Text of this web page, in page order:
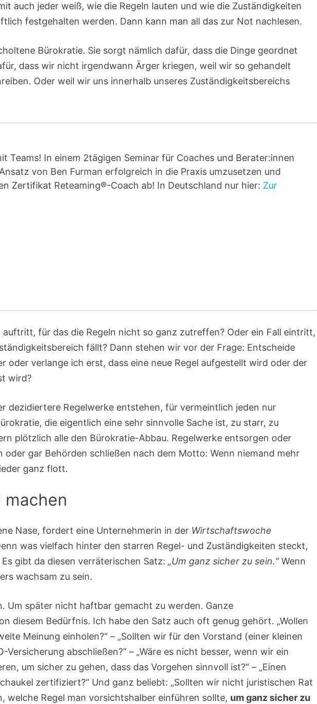
auch jeder weiß, wie die Regeln lauten und wie die Zuständigkeiten
festgehalten werden. Dann kann man all das zur Not nachlesen.
Bürokratie. Sie sorgt nämlich dafür, dass die Dinge geordnet
dass wir nicht irgendwann Ärger kriegen, weil wir so gehandelt
Oder weil wir uns innerhalb unseres Zuständigkeitsbereichs
Teams! In einem 2tägigen Seminar für Coaches und Berater:innen
von Ben Furman erfolgreich in die Praxis umzusetzen und
Zertifikat Reteaming®-Coach ab! In Deutschland nur hier: Zur
auftritt, für das die Regeln nicht so ganz zutreffen? Oder ein Fall eintritt,
fällt? Dann stehen wir vor der Frage: Entscheide
oder verlange ich erst, dass eine neue Regel aufgestellt wird oder der
wird?
dezidiertere Regelwerke entstehen, für vermeintlich jeden nur
die eigentlich eine sehr sinnvolle Sache ist, zu starr, zu
plötzlich alle den Bürokratie-Abbau. Regelwerke entsorgen oder
gar Behörden schließen nach dem Motto: Wenn niemand mehr
ganz flott.
Nase, fordert eine Unternehmerin in der Wirtschaftswoche
was vielfach hinter den starren Regel- und Zuständigkeiten steckt,
gibt da diesen verräterischen Satz:„Um ganz sicher zu sein.“Wenn
wachsam zu sein.
Um später nicht haftbar gemacht zu werden. Ganze
diesem Bedürfnis. Ich habe den Satz auch oft genug gehört. „Wollen
Meinung einholen?“ – „Sollten wir für den Vorstand (einer kleinen
abschließen?“ – „Wäre es nicht besser, wenn wir ein
um sicher zu gehen, dass das Vorgehen sinnvoll ist?“ – „Einen
zertifiziert?“ Und ganz beliebt: „Sollten wir nicht juristischen Rat
welche Regel man vorsichtshalber einführen sollte, um ganz sicher zu